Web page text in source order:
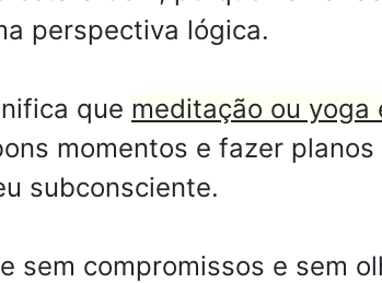
perspectiva lógica.
que meditação ou yoga
momentos e fazer
subconsciente.
sem compromissos e sem